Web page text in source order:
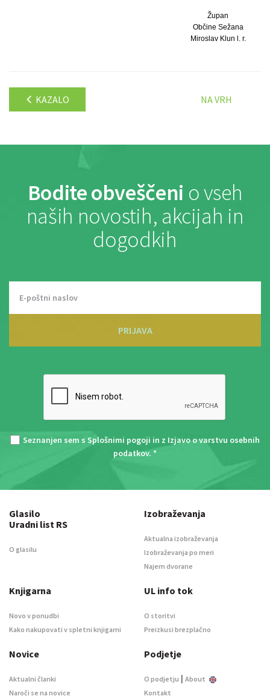
Župan
Občine Sežana
Miroslav Klun l. r.
KAZALO NA VRH
Bodite obveščeni o vseh
naših novostih, akcijah in
dogodkih
PRIJAVA
Seznanjen sem s Splošnimi pogoji in z Izjavo o varstvu osebnih
podatkov. *
Glasilo
Uradni list RS
O glasilu
Izobraževanja
Aktualna izobraževanja
Izobraževanja po meri
Najem dvorane
Knjigarna
Novo v ponudbi
Kako nakupovati v spletni knjigarni
UL info tok
O storitvi
Preizkusi brezplačno
Novice
Aktualni članki
Naroči se na novice
Podjetje
O podjetju | About
Kontakt